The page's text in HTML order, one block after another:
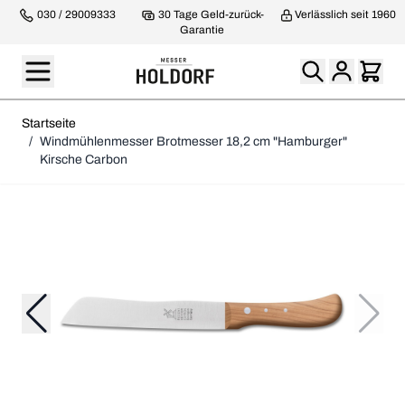
030 / 29009333
30 Tage Geld-zurück-
Garantie
Verlässlich seit 1960
Startseite
/ Windmühlenmesser Brotmesser 18,2 cm "Hamburger"
Kirsche Carbon